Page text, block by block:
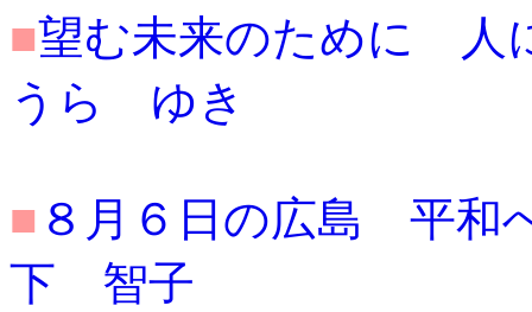
■望む未来のために 人
うら ゆき
■ ８月６日の広島 平和
下 智子